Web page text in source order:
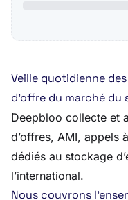
Veille quotidienne
d’offre du marché du
Deepbloo collecte et
d’offres, AMI, appels
dédiés au stockage
l’international.
Nous couvrons